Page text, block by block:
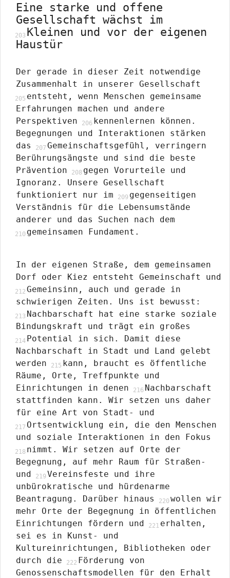
Eine starke und offene
Gesellschaft wächst im
Kleinen und vor der eigenen
Haustür
Der gerade in dieser Zeit notwendige
Zusammenhalt in unserer Gesellschaft
entsteht, wenn Menschen gemeinsame
Erfahrungen machen und andere
Perspektiven
kennenlernen können.
Begegnungen und Interaktionen stärken
das
Gemeinschaftsgefühl, verringern
Berührungsängste und sind die beste
Prävention
gegen Vorurteile und
Ignoranz. Unsere Gesellschaft
funktioniert nur im
gegenseitigen
Verständnis für die Lebensumstände
anderer und das Suchen nach dem
gemeinsamen Fundament.
In der eigenen Straße, dem gemeinsamen
Dorf oder Kiez entsteht Gemeinschaft und
Gemeinsinn, auch und gerade in
schwierigen Zeiten. Uns ist bewusst:
Nachbarschaft hat eine starke soziale
Bindungskraft und trägt ein großes
Potential in sich. Damit diese
Nachbarschaft in Stadt und Land gelebt
werden
kann, braucht es öffentliche
Räume, Orte, Treffpunkte und
Einrichtungen in denen
Nachbarschaft
stattfinden kann. Wir setzen uns daher
für eine Art von Stadt- und
Ortsentwicklung ein, die den Menschen
und soziale Interaktionen in den Fokus
nimmt. Wir setzen auf Orte der
Begegnung, auf mehr Raum für Straßen-
und
Vereinsfeste und ihre
unbürokratische und hürdenarme
Beantragung. Darüber hinaus
wollen wir
mehr Orte der Begegnung in öffentlichen
Einrichtungen fördern und
erhalten,
sei es in Kunst- und
Kultureinrichtungen, Bibliotheken oder
durch die
Förderung von
Genossenschaftsmodellen für den Erhalt